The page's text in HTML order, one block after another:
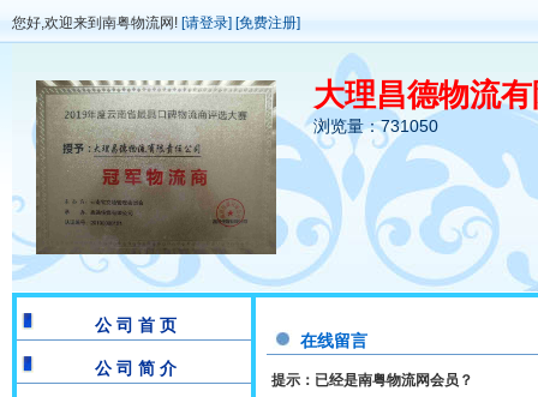
您好,欢迎来到南粤物流网! [请登录] [免费注册]
大理昌德物流
浏览量：731050
公 司 首 页
公 司 简 介
在线留言
提示：已经是南粤物流网会员？